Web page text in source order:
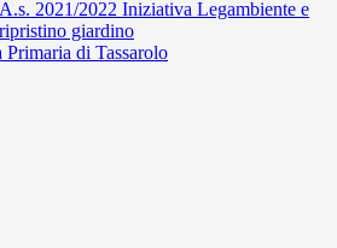
A.s. 2021/2022 Iniziativa Legambiente e
ripristino giardino
Primaria di Tassarolo